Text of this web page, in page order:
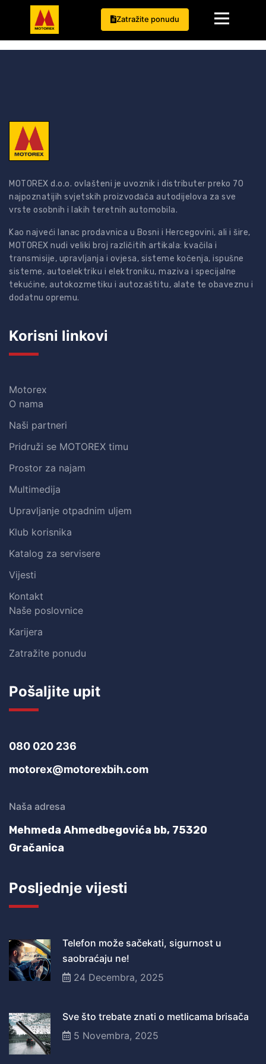
Zatražite ponudu
Momci jako profesionalni i ljubazni , kvalitet dijelova
zagarantovan!
MOTOREX d.o.o. ovlašteni je uvoznik i distributer preko 70
najpoznatijih svjetskih proizvođača autodijelova za sve
vrste osobnih i lakih teretnih automobila.
Kao najveći lanac prodavnica u Bosni i Hercegovini, ali i šire,
MOTOREX nudi veliki broj različitih artikala: kvačila i
transmisije, upravljanja i ovjesa, sisteme kočenja, ispušne
sisteme, autoelektriku i elektroniku, maziva i specijalne
tekućine, autokozmetiku i autozaštitu, alate te obaveznu i
dodatnu opremu.
Korisni linkovi
Motorex
O nama
Naši partneri
Pridruži se MOTOREX timu
Prostor za najam
Multimedija
Upravljanje otpadnim uljem
Klub korisnika
Katalog za servisere
Vijesti
Kontakt
Naše poslovnice
Karijera
Zatražite ponudu
Pošaljite upit
080 020 236
motorex@motorexbih.com
Naša adresa
Mehmeda Ahmedbegovića bb, 75320
Gračanica
Posljednje vijesti
Telefon može sačekati, sigurnost u
saobraćaju ne!
24 Decembra, 2025
Sve što trebate znati o metlicama brisača
5 Novembra, 2025